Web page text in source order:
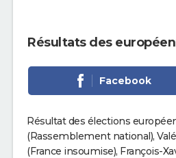
Résultats des
Facebook
Résultat des élections
(Rassemblement national),
(France insoumise), François-